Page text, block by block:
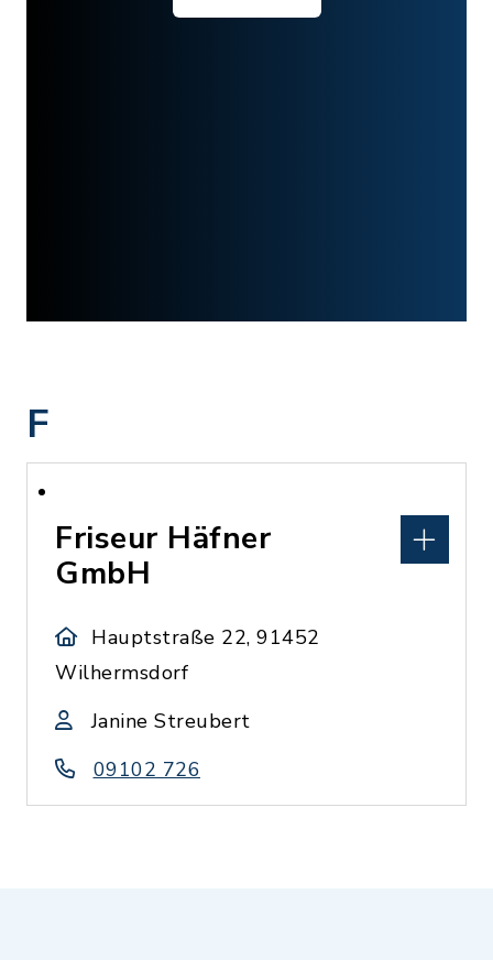
F
Friseur Häfner
GmbH
Hauptstraße 22, 91452
Wilhermsdorf
Janine Streubert
09102 726